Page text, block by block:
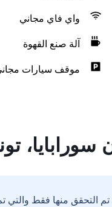
واي فاي مجاني
آلة صنع القهوة
موقف سيارات
التحقق منها فقط